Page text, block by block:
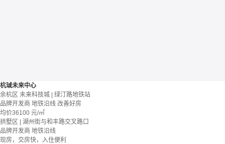
杭珹未来中心
余杭区 未来科技城 | 绿汀路地铁站
品牌开发商 地铁沿线 改善好房
均价36100 元/㎡
拱墅区 | 湖州街与和丰路交叉路口
品牌开发商 地铁沿线
现房，交房快，入住便利